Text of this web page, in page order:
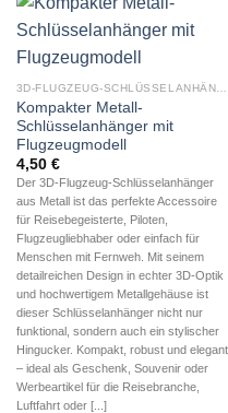
3D-FLUGZEUG-SCHLÜSSELANHÄNGER AUS METALL
Kompakter Metall-
Schlüsselanhänger mit
Flugzeugmodell
4,50 €
Der 3D-Flugzeug-Schlüsselanhänger
aus Metall ist das perfekte Accessoire
für Reisebegeisterte, Piloten,
Flugzeugliebhaber oder einfach für
Menschen mit Fernweh. Mit seinem
detailreichen Design in echter 3D-Optik
und hochwertigem Metallgehäuse ist
dieser Schlüsselanhänger nicht nur
funktional, sondern auch ein stylischer
Hingucker. Kompakt, robust und elegant
– ideal als Geschenk, Souvenir oder
Werbeartikel für die Reisebranche,
Luftfahrt oder [...]